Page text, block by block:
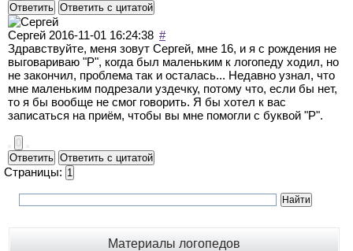
Ответить Ответить с цитатой
Сергей 2016-11-01 16:24:38 #
Здравствуйте, меня зовут Сергей, мне 16, и я с рождения не
выговариваю "Р", когда был маленьким к логопеду ходил, но
не закончил, проблема так и осталась... Недавно узнал, что
мне маленьким подрезали уздечку, потому что, если бы нет,
то я бы вообще не смог говорить. Я бы хотел к вас
записаться на приём, чтобы вы мне помогли с буквой "Р".
0
Ответить Ответить с цитатой
Страницы: 1
Материалы логопедов